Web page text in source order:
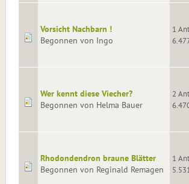
Vorsicht Nachbarn !
Begonnen von Ingo
1
Wer kennt diese Viecher?
Begonnen von Helma Bauer
2
Rhodondendron braune Blätter
Begonnen von Reginald Remagen
1